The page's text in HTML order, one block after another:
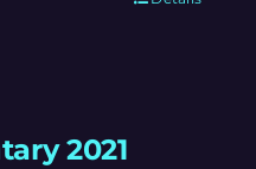
2021